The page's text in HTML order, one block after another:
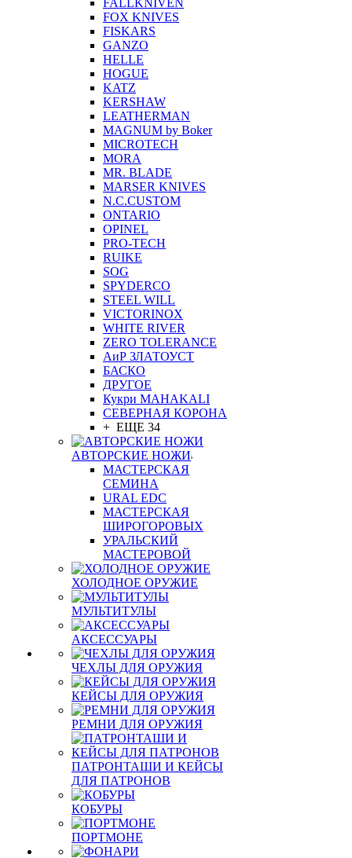
FALLKNIVEN
FOX KNIVES
FISKARS
GANZO
HELLE
HOGUE
KATZ
KERSHAW
LEATHERMAN
MAGNUM by Boker
MICROTECH
MORA
MR. BLADE
MARSER KNIVES
N.C.CUSTOM
ONTARIO
OPINEL
PRO-TECH
RUIKE
SOG
SPYDERCO
STEEL WILL
VICTORINOX
WHITE RIVER
ZERO TOLERANCE
АиР ЗЛАТОУСТ
БАСКО
ДРУГОЕ
Кукри MAHAKALI
СЕВЕРНАЯ КОРОНА
+ ЕЩЕ 34
АВТОРСКИЕ НОЖИ
МАСТЕРСКАЯ
СЕМИНА
URAL EDC
МАСТЕРСКАЯ
ШИРОГОРОВЫХ
УРАЛЬСКИЙ
МАСТЕРОВОЙ
ХОЛОДНОЕ ОРУЖИЕ
МУЛЬТИТУЛЫ
АКСЕССУАРЫ
ЧЕХЛЫ ДЛЯ ОРУЖИЯ
КЕЙСЫ ДЛЯ ОРУЖИЯ
РЕМНИ ДЛЯ ОРУЖИЯ
ПАТРОНТАШИ И КЕЙСЫ
ДЛЯ ПАТРОНОВ
КОБУРЫ
ПОРТМОНЕ